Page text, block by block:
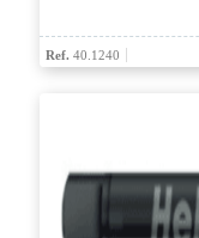
Ref. 40.1240